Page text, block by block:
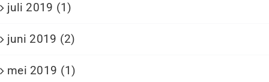
juli 2019 (1)
juni 2019 (2)
mei 2019 (1)